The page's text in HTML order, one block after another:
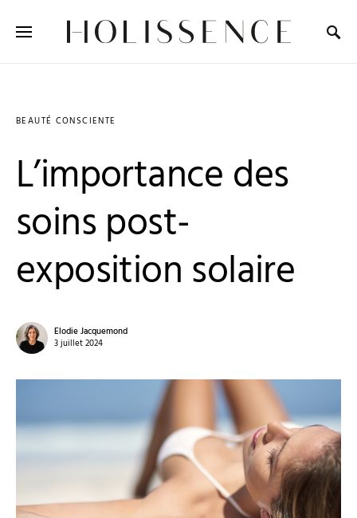
BEAUTÉ CONSCIENTE
L’importance des
soins post-
exposition solaire
Elodie Jacquemond
3 juillet 2024